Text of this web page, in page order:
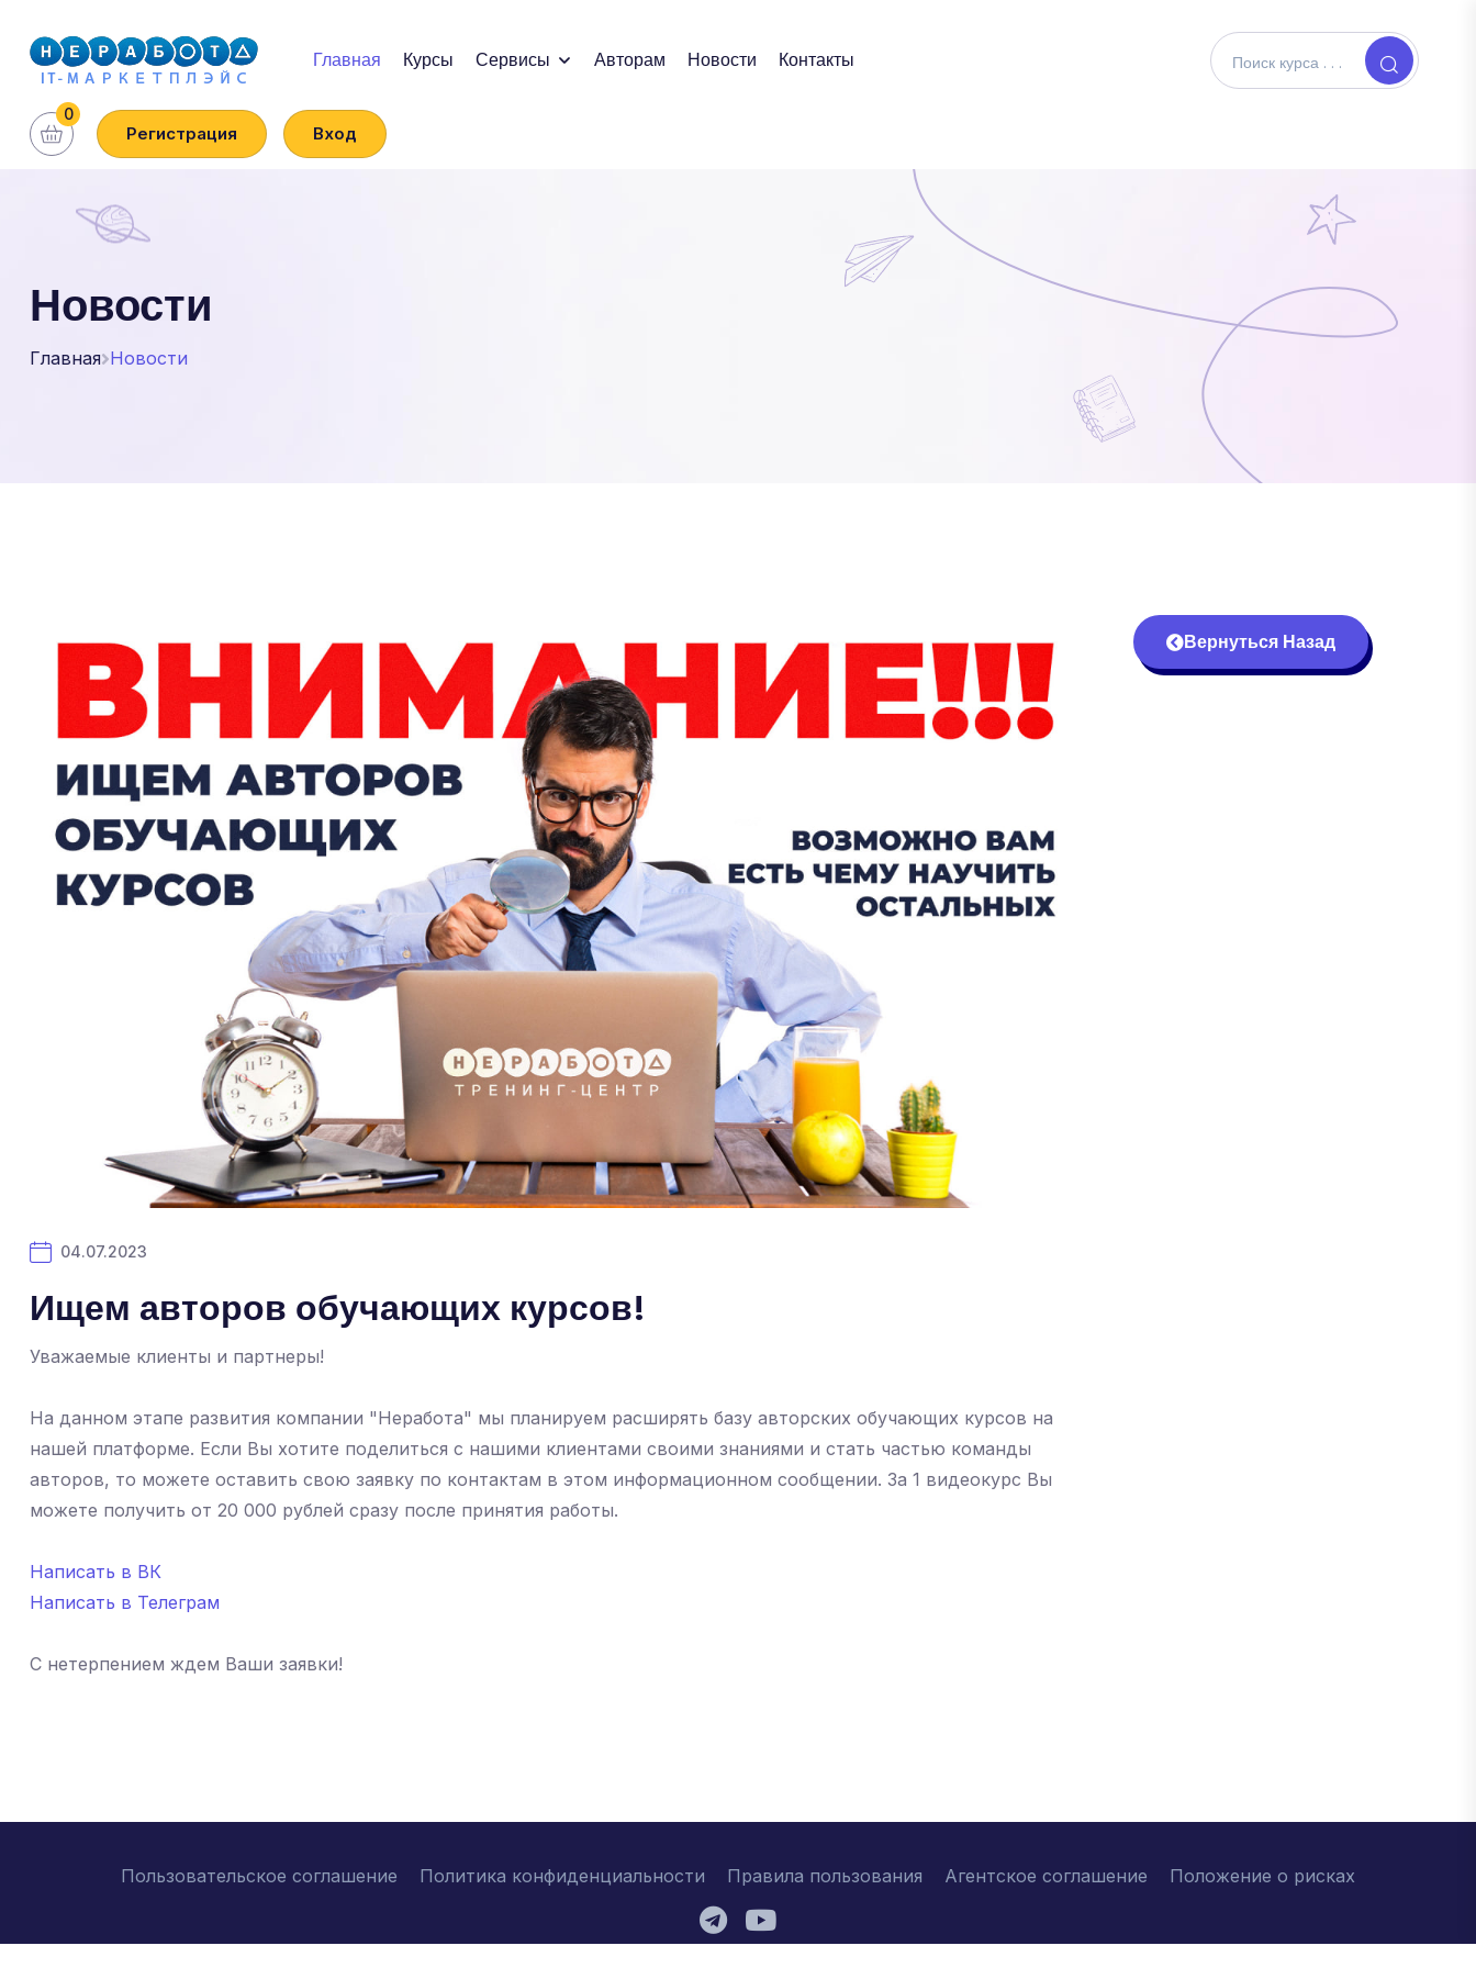
Главная Курсы Сервисы Авторам Новости Контакты
0
Регистрация Вход
Новости
Главная Новости
04.07.2023
Ищем авторов обучающих курсов!
Уважаемые клиенты и партнеры!
На данном этапе развития компании "Неработа" мы планируем расширять базу авторских обучающих курсов на
нашей платформе. Если Вы хотите поделиться с нашими клиентами своими знаниями и стать частью команды
авторов, то можете оставить свою заявку по контактам в этом информационном сообщении. За 1 видеокурс Вы
можете получить от 20 000 рублей сразу после принятия работы.
Написать в ВК
Написать в Телеграм
С нетерпением ждем Ваши заявки!
Вернуться Назад
Пользовательское соглашение Политика конфиденциальности Правила пользования Агентское соглашение Положение о рисках